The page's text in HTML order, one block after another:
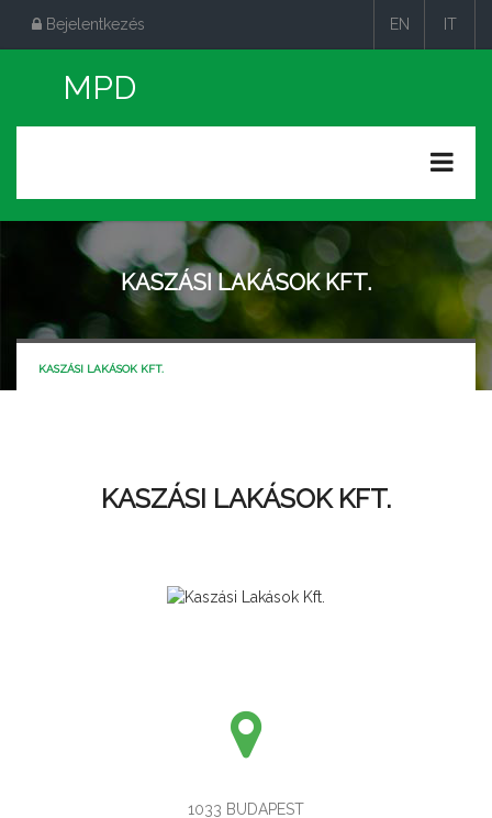
Bejelentkezés EN IT
KASZÁSI LAKÁSOK KFT.
KASZÁSI LAKÁSOK KFT.
KASZÁSI LAKÁSOK KFT.
1033 BUDAPEST